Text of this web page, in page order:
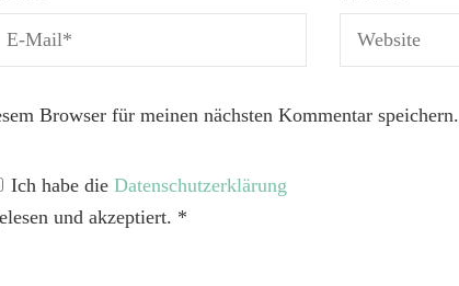
Browser für meinen nächsten Kommentar speichern.
Ich habe die Datenschutzerklärung
und akzeptiert. *